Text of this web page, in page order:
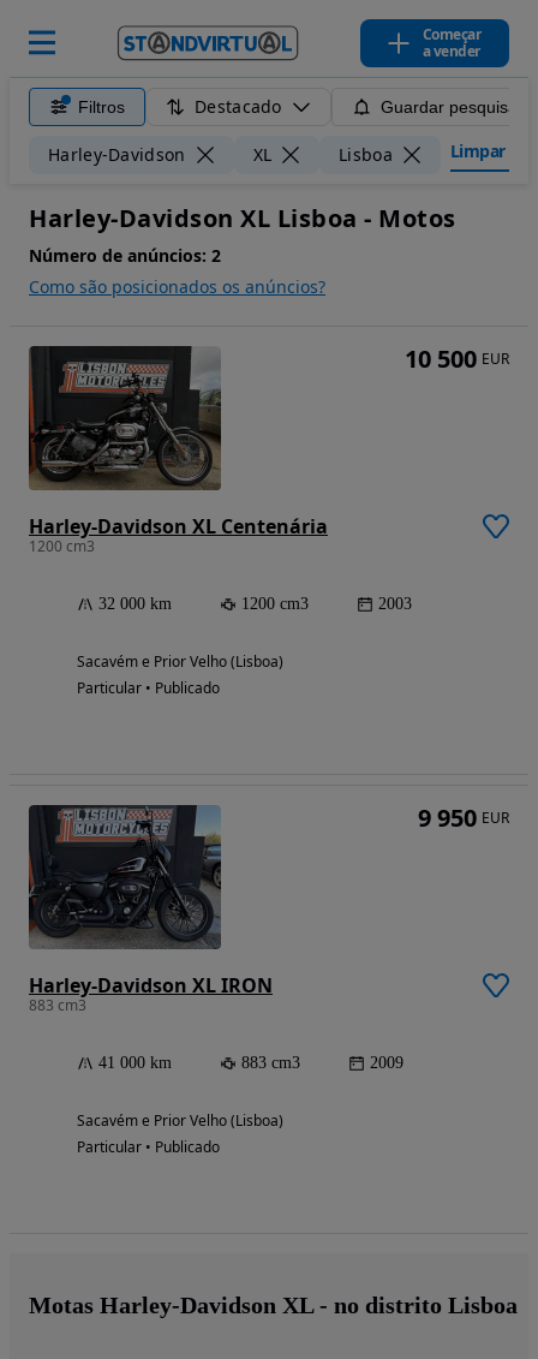
Começar
a vender
Filtros Destacado Guardar pesquisa
Harley-Davidson XL Lisboa Limpar
Harley-Davidson XL Lisboa - Motos
Número de anúncios: 2
Como são posicionados os anúncios?
Harley-Davidson XL Centenária
1200 cm3
32 000 km 1200 cm3 2003
Sacavém e Prior Velho (Lisboa)
Particular • Publicado
10 500 EUR
Harley-Davidson XL IRON
883 cm3
41 000 km 883 cm3 2009
Sacavém e Prior Velho (Lisboa)
Particular • Publicado
9 950 EUR
Motas Harley-Davidson XL - no distrito Lisboa